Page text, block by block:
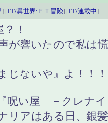
] [FT/異世界:ＦＴ冒険] [FT/連載中]
！」
が響いたので私は
じないや』よ！！
呪い屋 －クレナ
リアはある日、銀